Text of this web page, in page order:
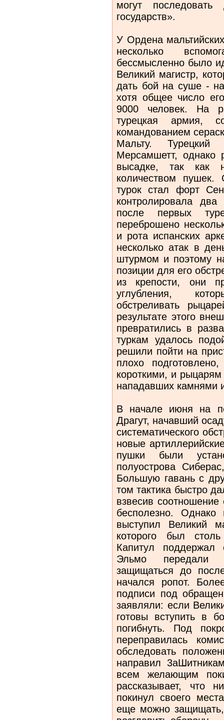
могут последовать
государств».
У Ордена
несколько
бессмысленно было
Великий магистр,
дать бой на суше -
хотя общее число
9000 человек. На
турецкая армия,
командованием
Мальту.
Мерсамшетт, однако
высадке, так как
количеством
турок стал форт
контролировала
после первых
переброшено
и рота испанских
несколько атак в
штурмом и поэтому
позиции для его
из крепости, они
углубления,
обстреливать
результате этого
превратились в
туркам удалось
решили пойти на
плохо
короткими, и рыцарям
нападавших камнями
В начале июня на
Драгут, начавший
систематического
новые
пушки были
полуострова
Большую гавань с
том тактика быстро
взвесив
бесполезно. Однако
выступил Великий
которого был
Капитул поддержал
Эльмо передали
защищаться до
начался ропот.
подписи под
заявляли: если
готовы вступить в
погибнуть. Под
переправилась
обследовать
направил
всем желающим
рассказывает, что
покинул своего
еще можно